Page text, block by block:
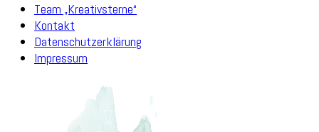
Team „Kreativsterne“
Kontakt
Datenschutzerklärung
Impressum